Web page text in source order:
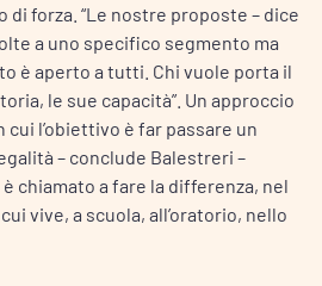
di forza. “Le nostre proposte – dice
a uno specifico segmento ma
è aperto a tutti. Chi vuole porta il
le sue capacità”. Un approccio
l’obiettivo è far passare un
– conclude Balestreri –
chiamato a fare la differenza, nel
vive, a scuola, all’oratorio, nello